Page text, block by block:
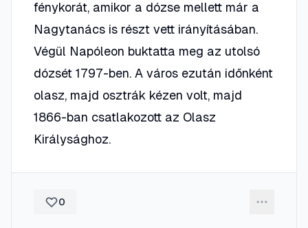
fénykorát, amikor a dózse mellett már a
Nagytanács is részt vett irányításában.
Végül Napóleon buktatta meg az utolsó
dózsét 1797-ben. A város ezután időnként
olasz, majd osztrák kézen volt, majd
1866-ban csatlakozott az Olasz
Királysághoz.
0